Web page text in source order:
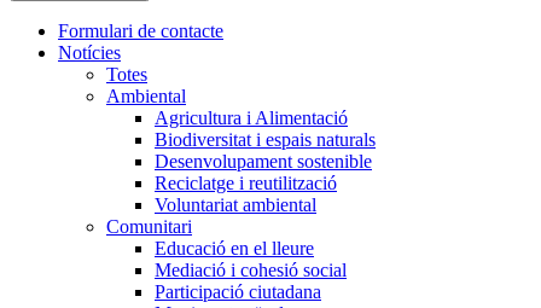
l'encapçalament
Navegació
principal
Formulari de contacte
Notícies
Totes
Ambiental
Agricultura i Alimentació
Biodiversitat i espais naturals
Desenvolupament sostenible
Reciclatge i reutilització
Voluntariat ambiental
Comunitari
Educació en el lleure
Mediació i cohesió social
Participació ciutadana